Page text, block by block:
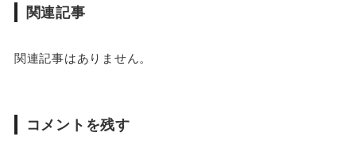
関連記事
関連記事はありません。
コメントを残す